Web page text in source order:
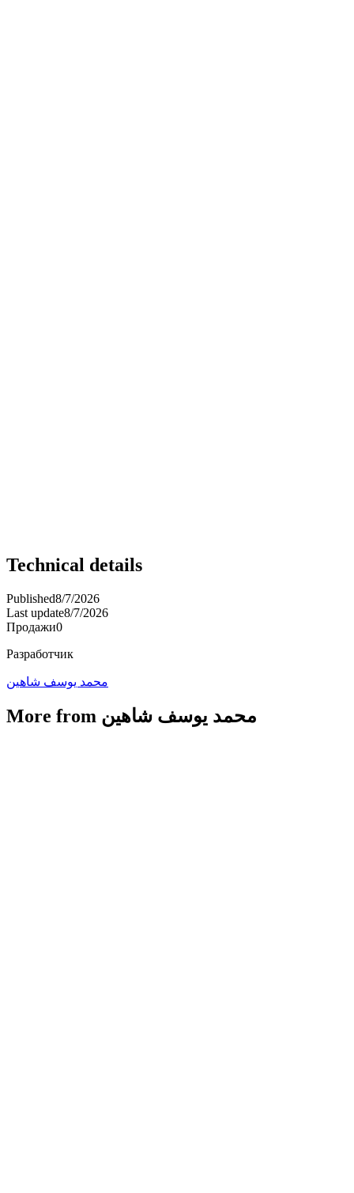
Technical details
Published8/7/2026
Last update8/7/2026
Продажи0
Разработчик
محمد يوسف شاهين
More from محمد يوسف شاهين